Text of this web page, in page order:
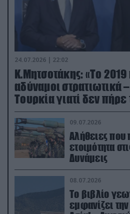
24.07.2026 | 22:02
Κ.Μητσοτάκης: «Το 2019
αδύναμοι στρατιωτικά
Τουρκία γιατί δεν πήρε
(βίντεο)
09.07.2026
Αλήθειες που
ετοιμότητα
Δυνάμεις
08.07.2026
Το βιβλίο
εμφανίζει